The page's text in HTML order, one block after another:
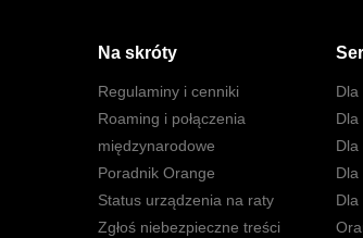
Na skróty
Regulaminy i cenniki
Roaming i połączenia
międzynarodowe
Poradnik Orange
Status urządzenia na raty
Zgłoś niebezpieczne treści
Dla
Dla
Dla
Dla
Dla